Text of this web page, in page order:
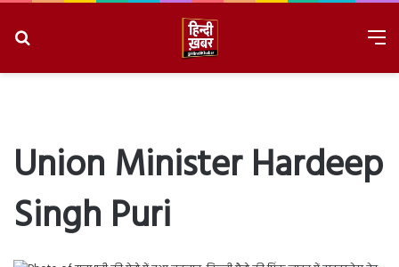
Union Minister Hardeep
Singh Puri